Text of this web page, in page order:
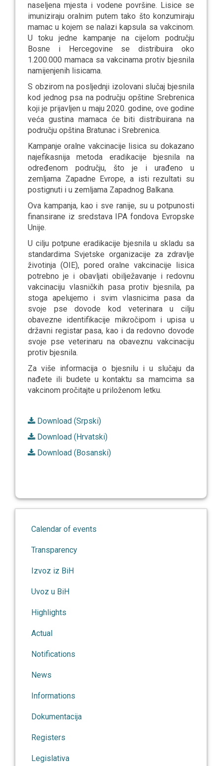
naseljena mjesta i vodene površine. Lisice se
imuniziraju oralnim putem tako što konzumiraju
mamac u kojem se nalazi kapsula sa vakcinom.
U toku jedne kampanje na cijelom području
Bosne i Hercegovine se distribuira oko
1.200.000 mamaca sa vakcinama protiv bjesnila
namijenjenih lisicama.
S obzirom na posljednji izolovani slučaj bjesnila
kod jednog psa na području opštine Srebrenica
koji je prijavljen u maju 2020. godine, ove godine
veća gustina mamaca će biti distribuirana na
području opština Bratunac i Srebrenica.
Kampanje oralne vakcinacije lisica su dokazano
najefikasnija metoda eradikacije bjesnila na
određenom području, što je i urađeno u
zemljama Zapadne Evrope, a isti rezultati su
postignuti i u zemljama Zapadnog Balkana.
Ova kampanja, kao i sve ranije, su u potpunosti
finansirane iz sredstava IPA fondova Evropske
Unije.
U cilju potpune eradikacije bjesnila u skladu sa
standardima Svjetske organizacije za zdravlje
životinja (OIE), pored oralne vakcinacije lisica
potrebno je i obavljati obilježavanje i redovnu
vakcinaciju vlasničkih pasa protiv bjesnila, pa
stoga apelujemo i svim vlasnicima pasa da
svoje pse dovode kod veterinara u cilju
obavezne identifikacije mikročipom i upisa u
državni registar pasa, kao i da redovno dovode
svoje pse veterinaru na obaveznu vakcinaciju
protiv bjesnila.
Za više informacija o bjesnilu i u slučaju da
nađete ili budete u kontaktu sa mamcima sa
vakcinom pročitajte u priloženom letku.
Download (Srpski)
Download (Hrvatski)
Download (Bosanski)
Calendar of events
Transparency
Izvoz iz BiH
Uvoz u BiH
Highlights
Actual
Notifications
News
Informations
Dokumentacija
Registers
Legislativa